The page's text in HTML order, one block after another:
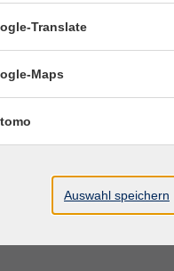
Translate
Maps
Auswahl speichern